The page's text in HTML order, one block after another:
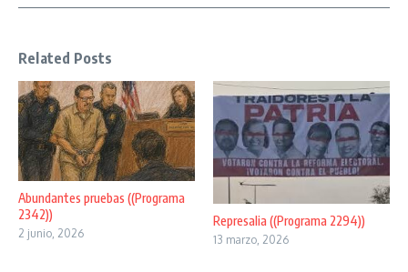
Related Posts
Abundantes pruebas ((Programa
2342))
2 junio, 2026
Represalia ((Programa 2294))
13 marzo, 2026